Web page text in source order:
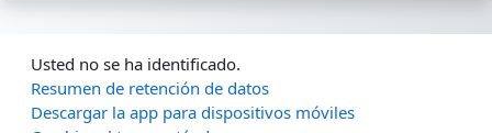
Usted no se ha identificado.
Resumen de retención de datos
Descargar la app para dispositivos móviles